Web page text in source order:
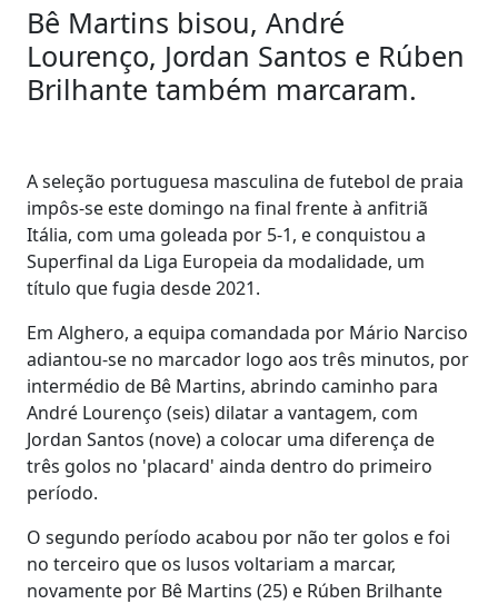
Bê Martins bisou, André
Lourenço, Jordan Santos e Rúben
Brilhante também marcaram.
A seleção portuguesa masculina de futebol de praia
impôs-se este domingo na final frente à anfitriã
Itália, com uma goleada por 5-1, e conquistou a
Superfinal da Liga Europeia da modalidade, um
título que fugia desde 2021.
Em Alghero, a equipa comandada por Mário Narciso
adiantou-se no marcador logo aos três minutos, por
intermédio de Bê Martins, abrindo caminho para
André Lourenço (seis) dilatar a vantagem, com
Jordan Santos (nove) a colocar uma diferença de
três golos no 'placard' ainda dentro do primeiro
período.
O segundo período acabou por não ter golos e foi
no terceiro que os lusos voltariam a marcar,
novamente por Bê Martins (25) e Rúben Brilhante